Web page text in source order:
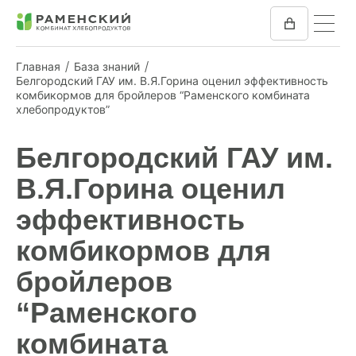
Главная
База знаний
Белгородский ГАУ им. В.Я.Горина оценил эффективность
комбикормов для бройлеров “Раменского комбината
хлебопродуктов”
Белгородский ГАУ им.
В.Я.Горина оценил
эффективность
комбикормов для
бройлеров
“Раменского
комбината
КОМБИКОРМ
КОМПАНИЯ
ПРЕСС-ЦЕНТР
ОТЗЫВЫ
ВАКАНСИИ
ЗАКУПКИ